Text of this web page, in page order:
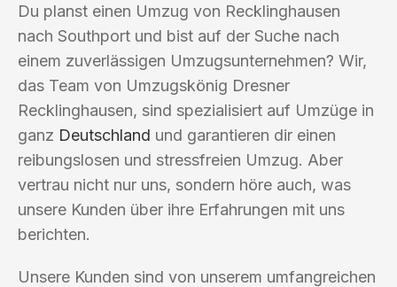
Du planst einen Umzug von Recklinghausen
nach Southport und bist auf der Suche nach
einem zuverlässigen Umzugsunternehmen? Wir,
das Team von Umzugskönig Dresner
Recklinghausen, sind spezialisiert auf Umzüge in
ganz Deutschland und garantieren dir einen
reibungslosen und stressfreien Umzug. Aber
vertrau nicht nur uns, sondern höre auch, was
unsere Kunden über ihre Erfahrungen mit uns
berichten.
Unsere Kunden sind von unserem umfangreichen